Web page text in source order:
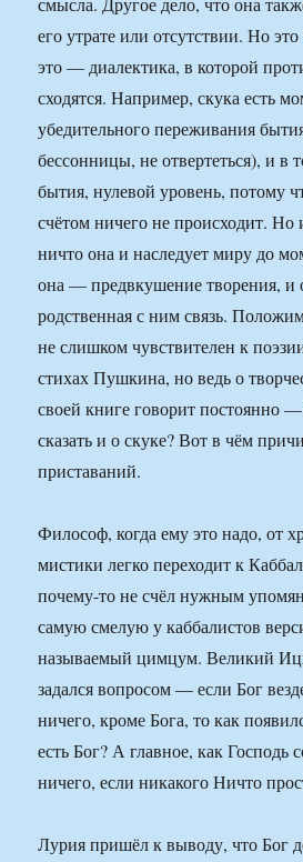
его утрате или отсутствии. Но
это — диалектика, в которой
сходятся. Например, скука есть
убедительного переживания
бессонницы, не отвертеться), и в
бытия, нулевой уровень, потому
счётом ничего не происходит. Но
ничто она и наследует миру до
она — предвкушение творения, и
родственная с ним связь.
не слишком чувствителен к
стихах Пушкина, но ведь о
своей книге говорит постоянно
сказать и о скуке? Вот в чём
приставаний.
Философ, когда ему это надо, от
мистики легко переходит к
почему-то не счёл нужным
самую смелую у каббалистов
называемый цимцум. Великий
задался вопросом — если Бог
ничего, кроме Бога, то как
есть Бог? А главное, как Господь
ничего, если никакого Ничто
Лурия пришёл к выводу, что Бог